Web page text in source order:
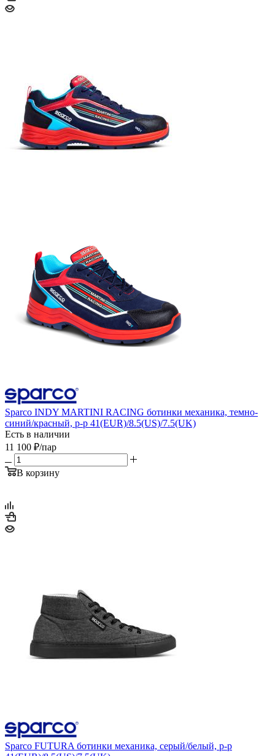
Sparco INDY MARTINI RACING ботинки механика, темно-
синий/красный, р-р 41(EUR)/8.5(US)/7.5(UK)
Есть в наличии
11 100 ₽/пар
В корзину
Sparco FUTURA ботинки механика, серый/белый, р-р